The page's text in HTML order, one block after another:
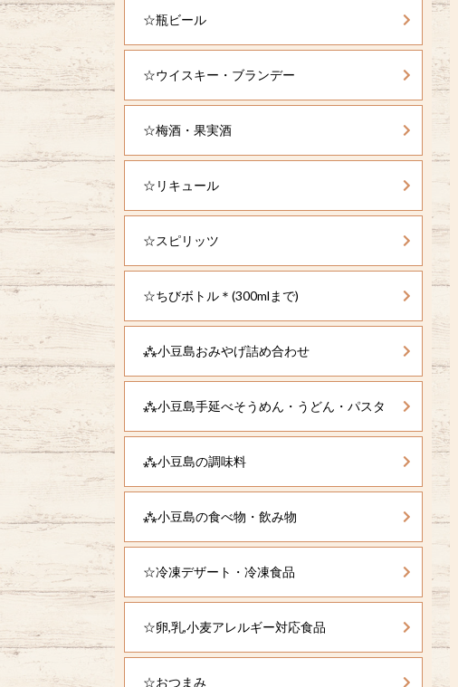
☆瓶ビール
☆ウイスキー・ブランデー
☆梅酒・果実酒
☆リキュール
☆スピリッツ
☆ちびボトル＊(300mlまで)
⁂小豆島おみやげ詰め合わせ
⁂小豆島手延べそうめん・うどん・パスタ
⁂小豆島の調味料
⁂小豆島の食べ物・飲み物
☆冷凍デザート・冷凍食品
☆卵,乳,小麦アレルギー対応食品
☆おつまみ